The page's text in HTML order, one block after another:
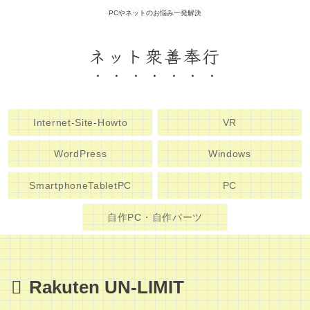
PCやネットのお悩み一発解決
ネット衆善奉行
Internet-Site-Howto VR
WordPress Windows
SmartphoneTabletPC PC
自作PC・自作パーツ
Rakuten UN-LIMIT